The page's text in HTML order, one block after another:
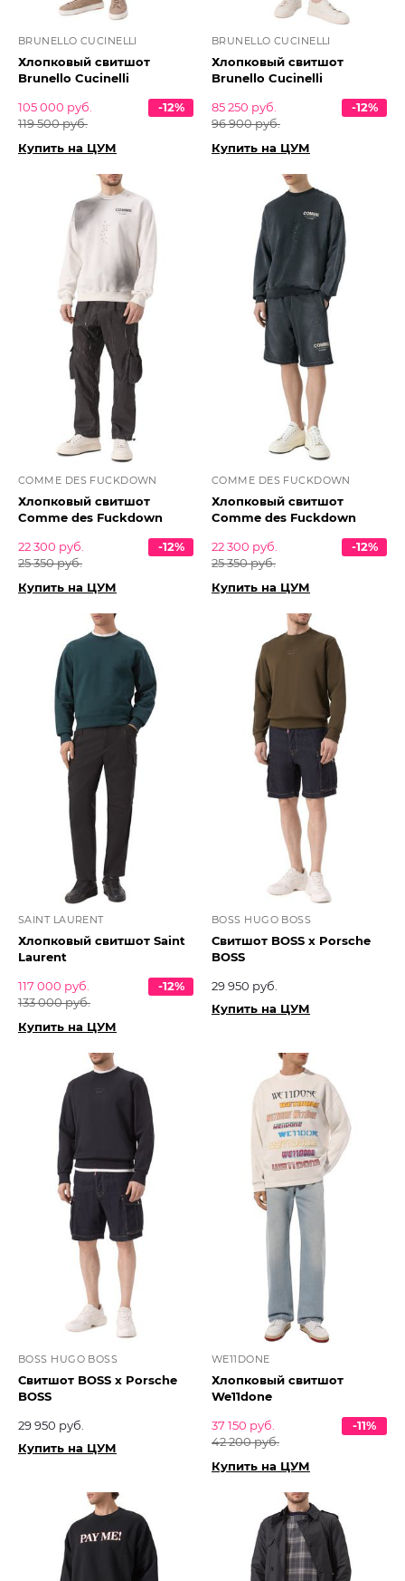
BRUNELLO CUCINELLI
Хлопковый свитшот
Brunello Cucinelli
105 000 руб.
119 500 руб.
-12%
Купить на ЦУМ
BRUNELLO CUCINELLI
Хлопковый свитшот
Brunello Cucinelli
85 250 руб.
96 900 руб.
-12%
Купить на ЦУМ
COMME DES FUCKDOWN
Хлопковый свитшот
Comme des Fuckdown
22 300 руб.
25 350 руб.
-12%
Купить на ЦУМ
COMME DES FUCKDOWN
Хлопковый свитшот
Comme des Fuckdown
22 300 руб.
25 350 руб.
-12%
Купить на ЦУМ
SAINT LAURENT
Хлопковый свитшот Saint
Laurent
117 000 руб.
133 000 руб.
-12%
Купить на ЦУМ
BOSS HUGO BOSS
Свитшот BOSS x Porsche
BOSS
29 950 руб.
Купить на ЦУМ
BOSS HUGO BOSS
Свитшот BOSS x Porsche
BOSS
29 950 руб.
Купить на ЦУМ
WE11DONE
Хлопковый свитшот
We11done
37 150 руб.
42 200 руб.
-11%
Купить на ЦУМ